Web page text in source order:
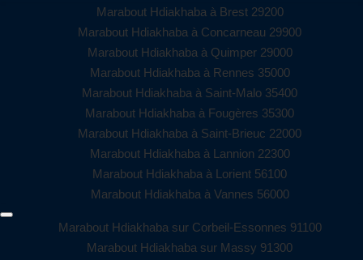
Marabout Hdiakhaba à Brest 29200
Marabout Hdiakhaba à Concarneau 29900
Marabout Hdiakhaba à Quimper 29000
Marabout Hdiakhaba à Rennes 35000
Marabout Hdiakhaba à Saint-Malo 35400
Marabout Hdiakhaba à Fougères 35300
Marabout Hdiakhaba à Saint-Brieuc 22000
Marabout Hdiakhaba à Lannion 22300
Marabout Hdiakhaba à Lorient 56100
Marabout Hdiakhaba à Vannes 56000
Marabout Hdiakhaba sur Corbeil-Essonnes 91100
Marabout Hdiakhaba sur Massy 91300